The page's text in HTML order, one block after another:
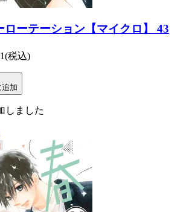
ローテーション【マイクロ】 43
(税込)
追加
しました